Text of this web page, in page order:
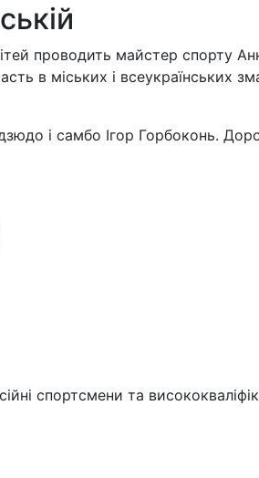
проводить майстер спорту
в міських і всеукраїнських
і самбо Ігор Горбоконь.
спортсмени та